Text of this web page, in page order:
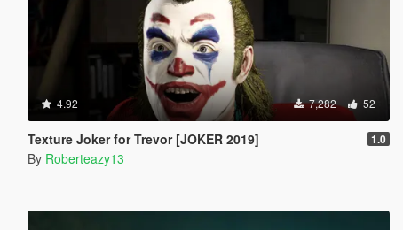
4.92 7,282 52
Texture Joker for Trevor [JOKER 2019] 1.0
By Roberteazy13